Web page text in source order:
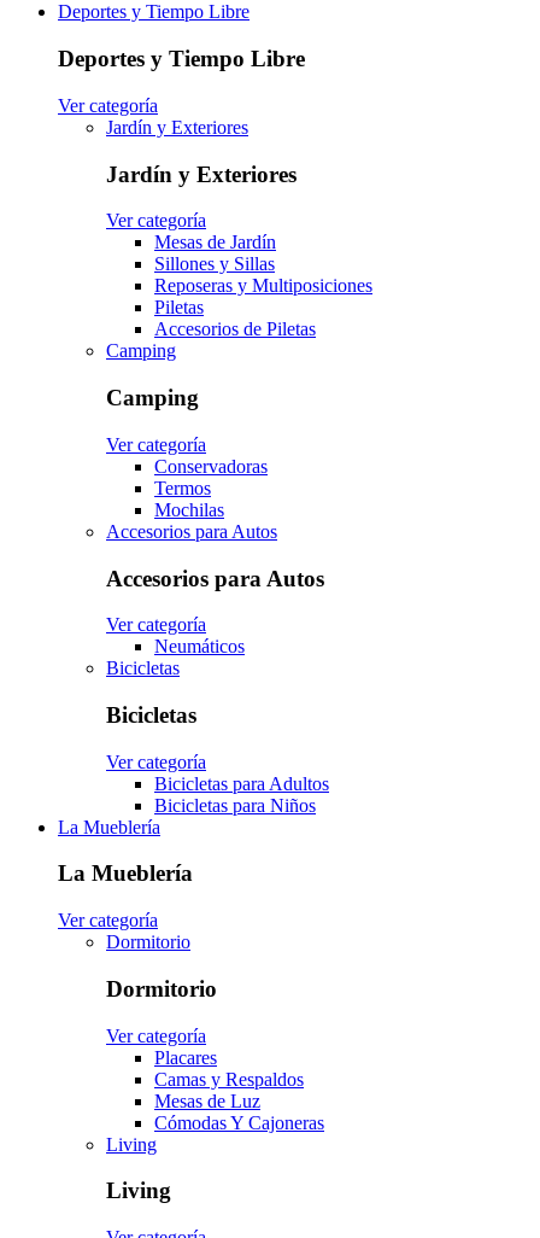
Deportes y Tiempo Libre
Deportes y Tiempo Libre
Ver categoría
Jardín y Exteriores
Jardín y Exteriores
Ver categoría
Mesas de Jardín
Sillones y Sillas
Reposeras y Multiposiciones
Piletas
Accesorios de Piletas
Camping
Camping
Ver categoría
Conservadoras
Termos
Mochilas
Accesorios para Autos
Accesorios para Autos
Ver categoría
Neumáticos
Bicicletas
Bicicletas
Ver categoría
Bicicletas para Adultos
Bicicletas para Niños
La Mueblería
La Mueblería
Ver categoría
Dormitorio
Dormitorio
Ver categoría
Placares
Camas y Respaldos
Mesas de Luz
Cómodas Y Cajoneras
Living
Living